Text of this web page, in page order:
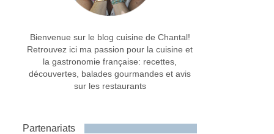
Bienvenue sur le blog cuisine de Chantal!
Retrouvez ici ma passion pour la cuisine et
la gastronomie française: recettes,
découvertes, balades gourmandes et avis
sur les restaurants
Partenariats